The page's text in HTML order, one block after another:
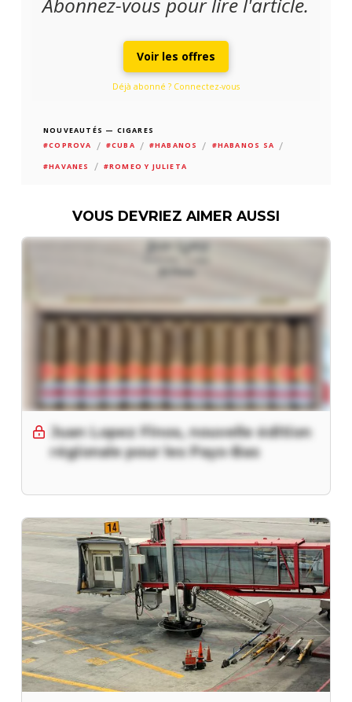
Voir les offres
Déjà abonné ? Connectez-vous
NOUVEAUTÉS — CIGARES
#COPROVA
/ #CUBA / #HABANOS / #HABANOS SA /
#HAVANES / #ROMEO Y JULIETA
VOUS DEVRIEZ AIMER AUSSI
Juan Lopez Finos, nouvelle édition
régionale pour les Pays-Bas